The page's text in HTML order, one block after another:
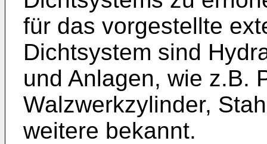
für das vorgestellte
Dichtsystem sind
und Anlagen, wie z.B.
Walzwerkzylinder,
weitere bekannt.